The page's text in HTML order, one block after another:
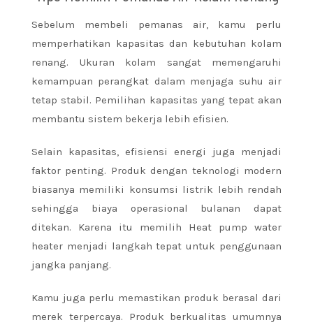
Sebelum membeli pemanas air, kamu perlu
memperhatikan kapasitas dan kebutuhan kolam
renang. Ukuran kolam sangat memengaruhi
kemampuan perangkat dalam menjaga suhu air
tetap stabil. Pemilihan kapasitas yang tepat akan
membantu sistem bekerja lebih efisien.
Selain kapasitas, efisiensi energi juga menjadi
faktor penting. Produk dengan teknologi modern
biasanya memiliki konsumsi listrik lebih rendah
sehingga biaya operasional bulanan dapat
ditekan. Karena itu memilih Heat pump water
heater menjadi langkah tepat untuk penggunaan
jangka panjang.
Kamu juga perlu memastikan produk berasal dari
merek terpercaya. Produk berkualitas umumnya